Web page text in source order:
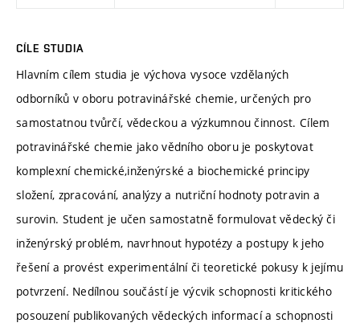
CÍLE STUDIA
Hlavním cílem studia je výchova vysoce vzdělaných
odborníků v oboru potravinářské chemie, určených pro
samostatnou tvůrčí, vědeckou a výzkumnou činnost. Cílem
potravinářské chemie jako vědního oboru je poskytovat
komplexní chemické,inženýrské a biochemické principy
složení, zpracování, analýzy a nutriční hodnoty potravin a
surovin. Student je učen samostatně formulovat vědecký či
inženýrský problém, navrhnout hypotézy a postupy k jeho
řešení a provést experimentální či teoretické pokusy k jejímu
potvrzení. Nedílnou součástí je výcvik schopnosti kritického
posouzení publikovaných vědeckých informací a schopnosti